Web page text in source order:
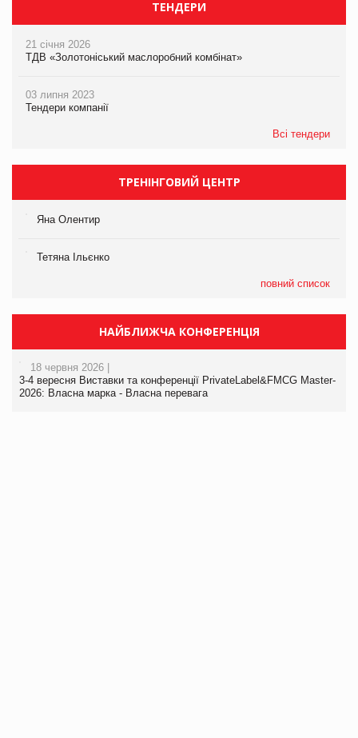
ТЕНДЕРИ
21 січня 2026
ТДВ «Золотоніський маслоробний комбінат»
03 липня 2023
Тендери компанії
Всі тендери
ТРЕНІНГОВИЙ ЦЕНТР
Яна Олентир
Тетяна Ільєнко
повний список
НАЙБЛИЖЧА КОНФЕРЕНЦІЯ
18 червня 2026 |
3-4 вересня Виставки та конференції PrivateLabel&FMCG Master-
2026: Власна марка - Власна перевага